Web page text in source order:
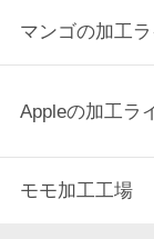
な
さ
い
マンゴの加工
Appleの加工ラ
モモ加工工場